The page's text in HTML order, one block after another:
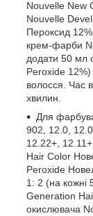
Nouvelle New
Nouvelle
Пероксид
крем-фарби
додати 50 мл
Peroxide
волосся. Час
хвилин.
Для
902, 12.0,
12.22+,
Hair Color
Peroxide
1: 2 (на
Generation
окислювача